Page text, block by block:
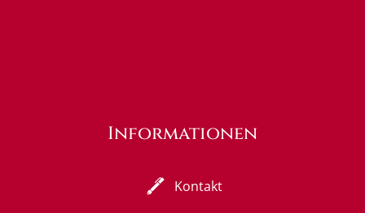
Informationen
Kontakt